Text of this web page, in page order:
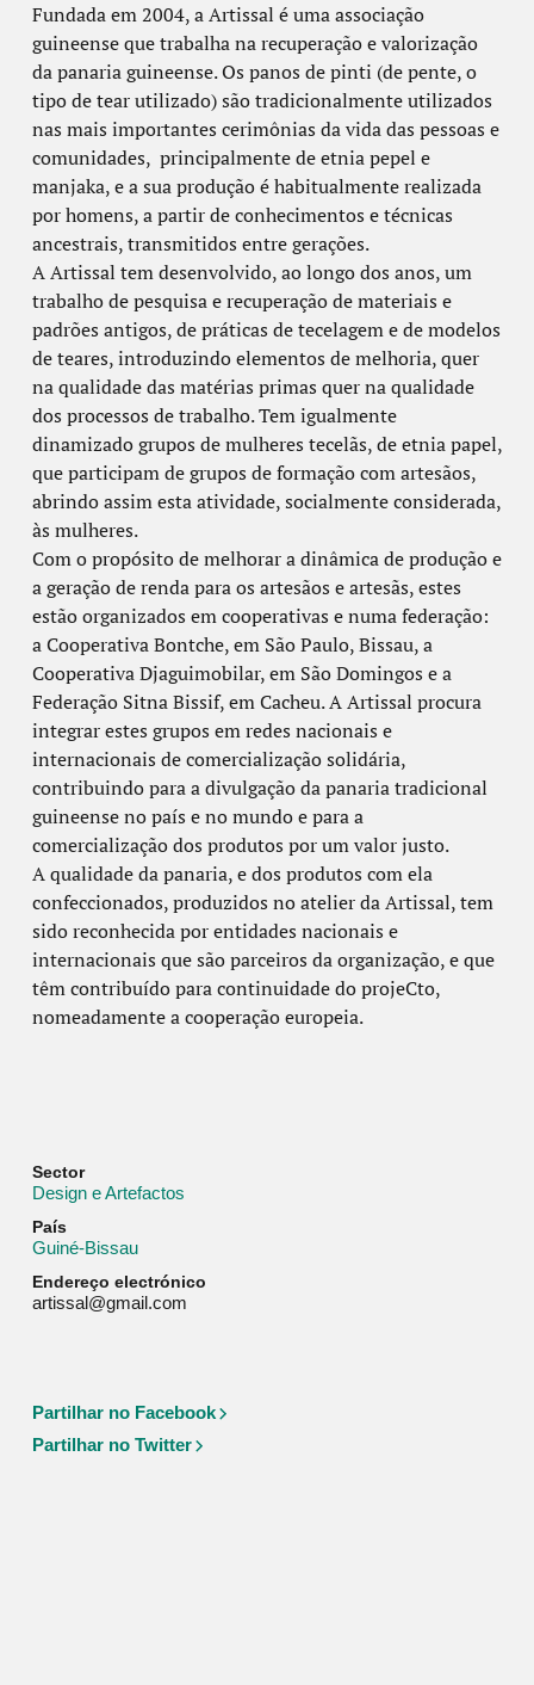
Fundada em 2004, a Artissal é uma associação
guineense que trabalha na recuperação e valorização
da panaria guineense. Os panos de pinti (de pente, o
tipo de tear utilizado) são tradicionalmente utilizados
nas mais importantes cerimônias da vida das pessoas e
comunidades, principalmente de etnia pepel e
manjaka, e a sua produção é habitualmente realizada
por homens, a partir de conhecimentos e técnicas
ancestrais, transmitidos entre gerações.
A Artissal tem desenvolvido, ao longo dos anos, um
trabalho de pesquisa e recuperação de materiais e
padrões antigos, de práticas de tecelagem e de modelos
de teares, introduzindo elementos de melhoria, quer
na qualidade das matérias primas quer na qualidade
dos processos de trabalho. Tem igualmente
dinamizado grupos de mulheres tecelãs, de etnia papel,
que participam de grupos de formação com artesãos,
abrindo assim esta atividade, socialmente considerada,
às mulheres.
Com o propósito de melhorar a dinâmica de produção e
a geração de renda para os artesãos e artesãs, estes
estão organizados em cooperativas e numa federação:
a Cooperativa Bontche, em São Paulo, Bissau, a
Cooperativa Djaguimobilar, em São Domingos e a
Federação Sitna Bissif, em Cacheu. A Artissal procura
integrar estes grupos em redes nacionais e
internacionais de comercialização solidária,
contribuindo para a divulgação da panaria tradicional
guineense no país e no mundo e para a
comercialização dos produtos por um valor justo.
A qualidade da panaria, e dos produtos com ela
confeccionados, produzidos no atelier da Artissal, tem
sido reconhecida por entidades nacionais e
internacionais que são parceiros da organização, e que
têm contribuído para continuidade do projeCto,
nomeadamente a cooperação europeia.
Sector
Design e Artefactos
País
Guiné-Bissau
Web
Endereço electrónico
artissal@gmail.com
Partilhar no Facebook
Partilhar no Twitter